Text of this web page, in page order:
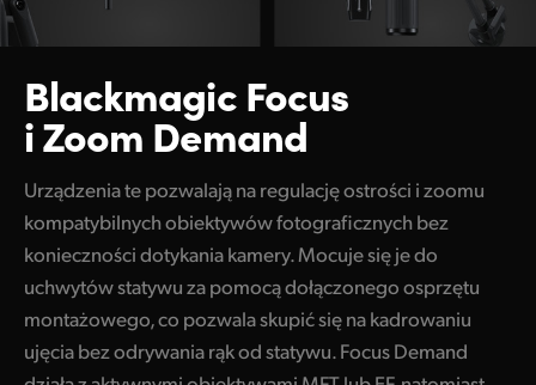
Blackmagic Focus
i Zoom Demand
Urządzenia te pozwalają na regulację ostrości i zoomu
kompatybilnych obiektywów fotograficznych bez
konieczności dotykania kamery. Mocuje się je do
uchwytów statywu za pomocą dołączonego osprzętu
montażowego, co pozwala skupić się na kadrowaniu
ujęcia bez odrywania rąk od statywu. Focus Demand